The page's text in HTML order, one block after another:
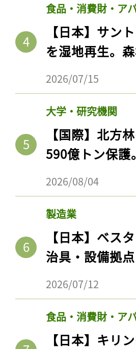
食品・消費財・ア
【日本】サン
を湿地再生。
2026/07/15
大学・研究機関
【国際】北方
590億トン保護
2026/08/04
製造業
【日本】ベス
治具・設備拠
2026/07/12
食品・消費財・ア
【日本】キリ